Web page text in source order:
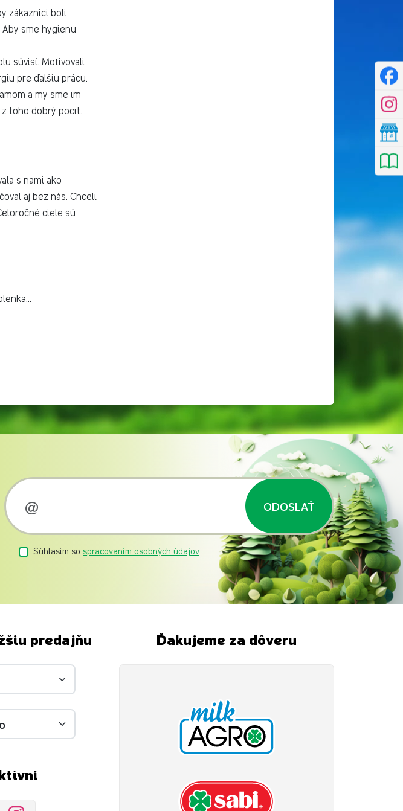
zákazníci boli
sme hygienu
súvisí. Motivovali
pre ďalšiu prácu.
a my sme im
toho dobrý pocit.
s nami ako
aj bez nás. Chceli
ciele sú
ODOSLAŤ
Súhlasím so spracovaním osobných údajov
predajňu Ďakujeme za dôveru